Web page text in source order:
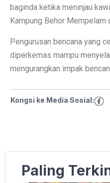
baginda ketika meninjau
Kampung Behor Mempelam
Pengurusan bencana yang
diperkemas mampu
mengurangkan impak
Kongsi ke Media Sosial:
Paling